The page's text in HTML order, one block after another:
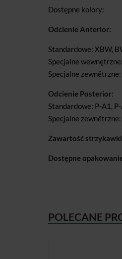
Dostępne kolory:
Odcienie Anterior:
Standardowe: XBW,
Specjalne
Specjalne zewnëtrzne:
Odcienie Posterior:
Standardowe: P-A1,
Specjalne zewnëtrzne:
Zawartość
Dostępne
POLECANE